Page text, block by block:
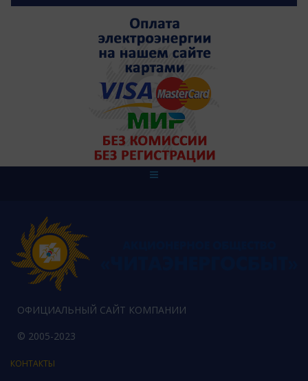
ОФИЦИАЛЬНЫЙ САЙТ КОМПАНИИ
© 2005-2023
КОНТАКТЫ